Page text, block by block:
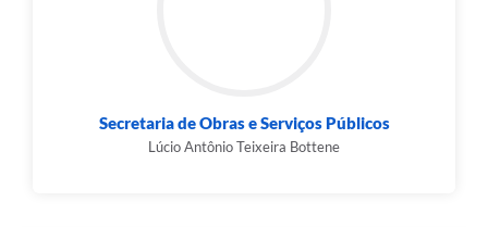
Secretaria de Obras e Serviços Públicos
Lúcio Antônio Teixeira Bottene